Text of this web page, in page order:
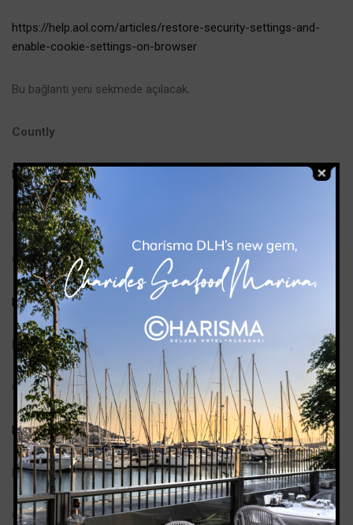
https://help.aol.com/articles/restore-security-settings-and-
enable-cookie-settings-on-browser
Bu bağlantı yeni sekmede açılacak.
Countly
http://count.ly/legal/cookie-policy
Bu bağlantı yeni sekmede açılacak.
Google Adwords
https://support.google.com/ads/answer/2662922?hl=en
Bu bağlantı yeni sekmede açılacak.
Google Analytics
https://tools.google.com/dlpage/gaoptout
Bu bağlantı yeni sekmede açılacak.
Google Chrome